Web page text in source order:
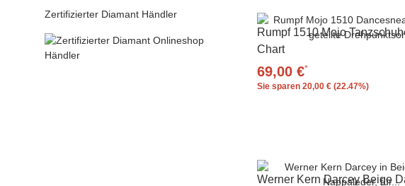
Rumpf 1510 Mojo
Chart
69,00 €*
Sie sparen 20,00 € (22.47%)
Werner Kern Darcey Beige
Zertifizierter Diamant Händler